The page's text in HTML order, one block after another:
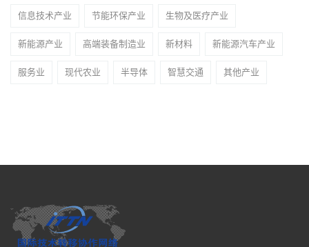
信息技术产业 节能环保产业 生物及医疗产业
新能源产业 高端装备制造业 新材料 新能源汽车产业
服务业 现代农业 半导体 智慧交通 其他产业